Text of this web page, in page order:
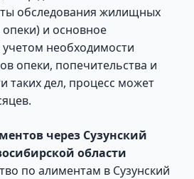
обследования жилищных
и основное
учетом необходимости
опеки, попечительства и
таких дел, процесс может
через Сузунский
области
по алиментам в Сузунский